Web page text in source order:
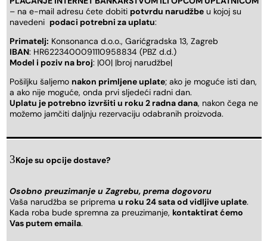
– na e-mail adresu ćete dobiti potvrdu narudžbe u kojoj su
navedeni podaci potrebni za uplatu:
Primatelj: Konsonanca d.o.o., Garićgradska 13, Zagreb
IBAN: HR6223400091110958834 (PBZ d.d.)
Model i poziv na broj: |00| |broj narudžbe|
Pošiljku šaljemo nakon primljene uplate; ako je moguće isti dan,
a ako nije moguće, onda prvi sljedeći radni dan.
Uplatu je potrebno izvršiti u roku 2 radna dana, nakon čega ne
možemo jamčiti daljnju rezervaciju odabranih proizvoda.
Koje su opcije dostave?
Osobno preuzimanje u Zagrebu, prema dogovoru
Vaša narudžba se priprema u roku 24 sata od vidljive uplate.
Kada roba bude spremna za preuzimanje, kontaktirat ćemo
Vas putem emaila.